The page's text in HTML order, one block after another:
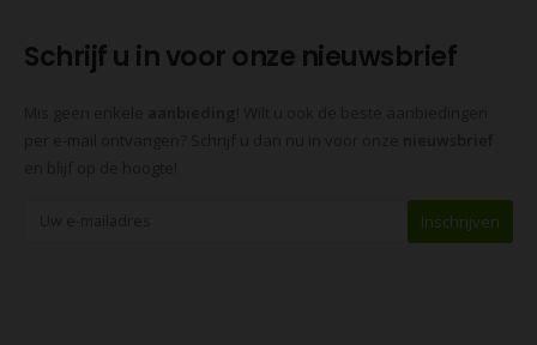
Schrijf u in voor onze nieuwsbrief